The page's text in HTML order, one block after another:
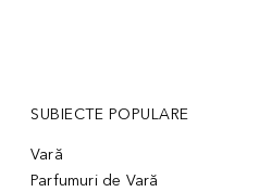
SUBIECTE POPULARE
Vară
Parfumuri de Vară